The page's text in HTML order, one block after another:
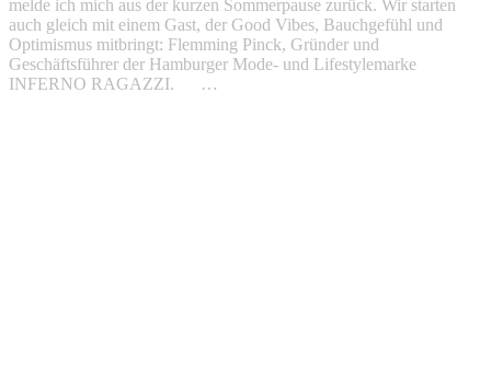
melde ich mich aus der kurzen Sommerpause zurück. Wir starten
auch gleich mit einem Gast, der Good Vibes, Bauchgefühl und
Optimismus mitbringt: Flemming Pinck, Gründer und
Geschäftsführer der Hamburger Mode- und Lifestylemarke
INFERNO RAGAZZI. …